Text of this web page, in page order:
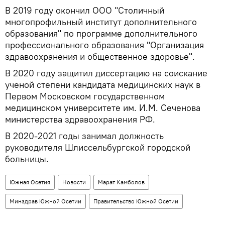
В 2019 году окончил ООО "Столичный
многопрофильный институт дополнительного
образования" по программе дополнительного
профессионального образования "Организация
здравоохранения и общественное здоровье".
В 2020 году защитил диссертацию на соискание
ученой степени кандидата медицинских наук в
Первом Московском государственном
медицинском университете им. И.М. Сеченова
министерства здравоохранения РФ.
В 2020-2021 годы занимал должность
руководителя Шлиссельбургской городской
больницы.
Южная Осетия Новости Марат Камболов
Минздрав Южной Осетии Правительство Южной Осетии